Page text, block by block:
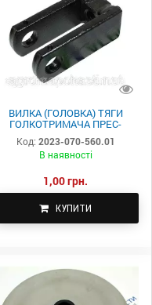
ВИЛКА (ГОЛОВКА) ТЯГИ
ГОЛКОТРИМАЧА ПРЕС-
ПІДБИРАЧІ SIPMA 2023-070-
560.01
Код: 2023-070-560.01
В наявності
1,00 грн.
КУПИТИ